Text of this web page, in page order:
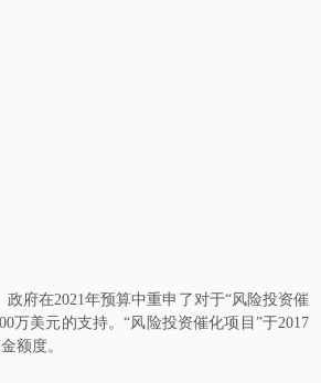
府在2021年预算中重申了对于“风险投资催
万美元的支持。“风险投资催化项目”于2017
额度。